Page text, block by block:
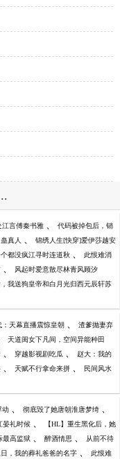
江言傅秦书雅 、 代码被掉包后，销
蛊真人 、 锦绣人生[快穿]爱伊莎越安
都没疯江寻时连道秋 、 此恨难消
、 风起时爱意散尽林青风顾汐
我送狗皇帝和白月光归西元辰轩苏
：天幕直播震惊皇朝 、 渣爹抛妻弃
天道闺女下凡间，空间异能种田
、 穿越影视剧吃瓜 、 赵大：我的
、 天赋不行拿命来拼 、 民间风水
动 、 彻底毁了她唐朝淮唐梦绮 、
晏礼时候 、 【HL】重生黑化后，她
最高监狱 、 醉酒情思 、 从前不待
，我的葬礼爸爸的名字 、 此恨难